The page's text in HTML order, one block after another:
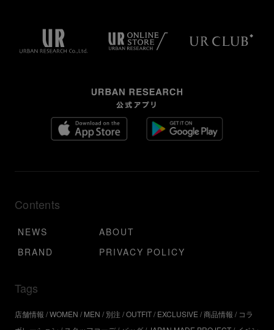
Contents
NEWS
ABOUT
BRAND
PRIVACY POLICY
Tags
店舗情報 WOMEN MEN 別注 OUTFIT EXCLUSIVE 商品情報
コラ